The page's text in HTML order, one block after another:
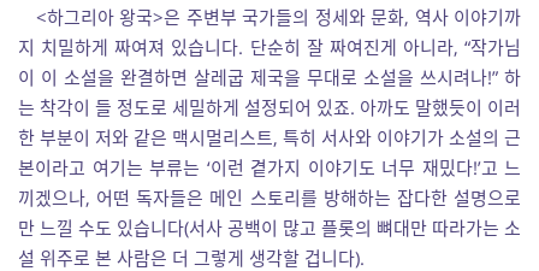
<하그리아 왕국>은 주변부 국가들의 정세와 문화, 역사 이야기까
지 치밀하게 짜여져 있습니다. 단순히 잘 짜여진게 아니라, “작가님
이 이 소설을 완결하면 살레굽 제국을 무대로 소설을 쓰시려나!” 하
는 착각이 들 정도로 세밀하게 설정되어 있죠. 아까도 말했듯이 이러
한 부분이 저와 같은 맥시멀리스트, 특히 서사와 이야기가 소설의 근
본이라고 여기는 부류는 ‘이런 곁가지 이야기도 너무 재밌다!’고 느
끼겠으나, 어떤 독자들은 메인 스토리를 방해하는 잡다한 설명으로
만 느낄 수도 있습니다(서사 공백이 많고 플롯의 뼈대만 따라가는 소
설 위주로 본 사람은 더 그렇게 생각할 겁니다).